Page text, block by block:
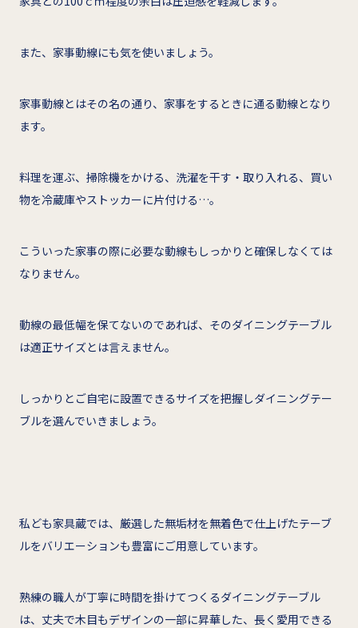
また、家事動線にも気を使いましょう。
家事動線とはその名の通り、家事をするときに通る動線となり
ます。
料理を運ぶ、掃除機をかける、洗濯を干す・取り入れる、買い
物を冷蔵庫やストッカーに片付ける…。
こういった家事の際に必要な動線もしっかりと確保しなくては
なりません。
動線の最低幅を保てないのであれば、そのダイニングテーブル
は適正サイズとは言えません。
しっかりとご自宅に設置できるサイズを把握しダイニングテー
ブルを選んでいきましょう。
私ども家具蔵では、厳選した無垢材を無着色で仕上げたテーブ
ルをバリエーションも豊富にご用意しています。
熟練の職人が丁寧に時間を掛けてつくるダイニングテーブル
は、丈夫で木目もデザインの一部に昇華した、長く愛用できる